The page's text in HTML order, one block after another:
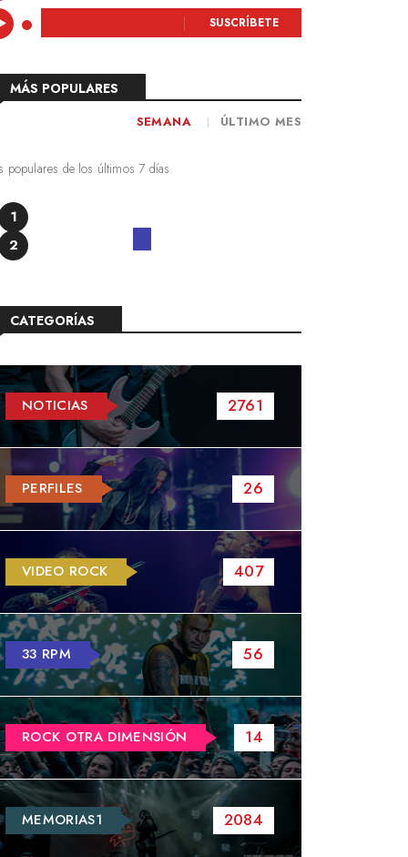
SUSCRÍBETE
MÁS POPULARES
SEMANA ÚLTIMO MES
populares de los últimos 7 días
1
2
CATEGORÍAS
NOTICIAS 2761
PERFILES 26
VIDEO ROCK 407
33 RPM 56
ROCK OTRA DIMENSIÓN 14
MEMORIAS1 2084